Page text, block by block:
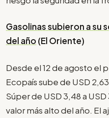
Gasolinas subieron a su
del año (El Oriente)
Desde el 12 de agosto el
Ecopaís sube de USD
Súper de USD 3,48 a
valor más alto del año. El